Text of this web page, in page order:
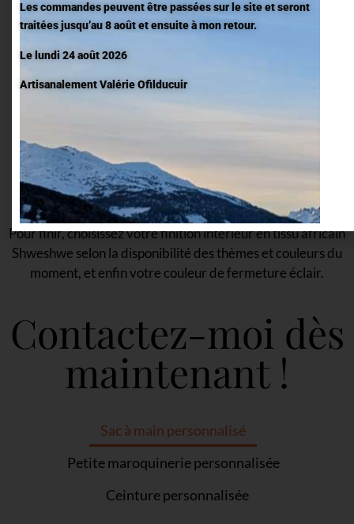
CHOISISSEZ LA COULEUR DU CUIR ET DES FILS
choisir les cuirs qui vous ressemblent. Faites votre choix
parmi des cuirs lisses ou grainés, selon les arrivages, ainsi
que votre couleur de fil ...
CHOISISSEZ VOTRE FINITION
Pour finir, choisissez votre finition intérieur en tissu africain
Shweshwe selon la disponibilité des thèmes et couleurs du
moment, et enfin votre couleur de fermeture éclair.
Contactez-moi dès
maintenant !
Sac à main personnalisé
Petite maroquinerie personnalisée
Ceinture personnalisée
Les commandes peuvent être passées sur le site et seront
traitées jusqu’au 8 août et ensuite à mon retour.
Le lundi 24 août 2026
Artisanalement Valérie Ofilducuir